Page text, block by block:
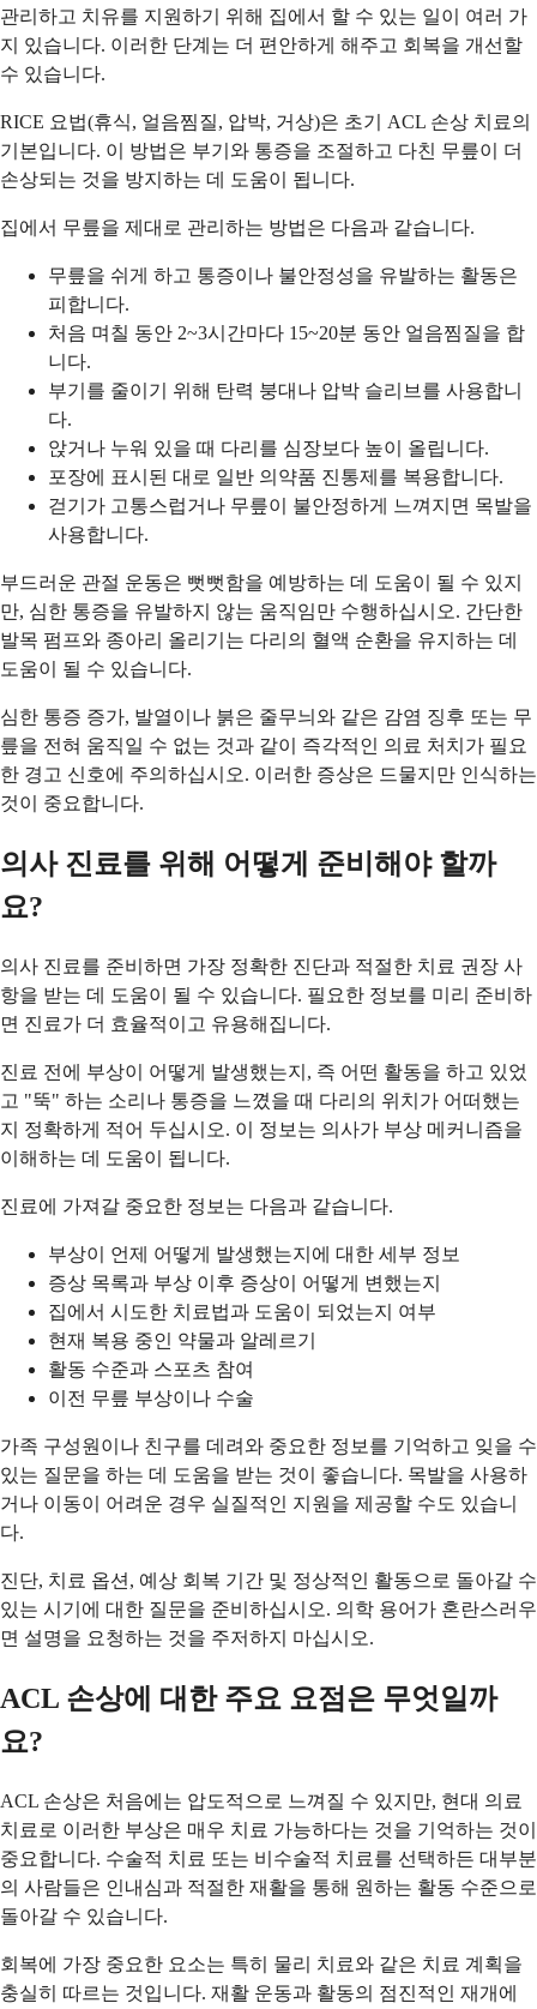
관리하고 치유를 지원하기 위해 집에서 할 수 있는 일이 여러 가
지 있습니다. 이러한 단계는 더 편안하게 해주고 회복을 개선할
수 있습니다.
RICE 요법(휴식, 얼음찜질, 압박, 거상)은 초기 ACL 손상 치료의
기본입니다. 이 방법은 부기와 통증을 조절하고 다친 무릎이 더
손상되는 것을 방지하는 데 도움이 됩니다.
집에서 무릎을 제대로 관리하는 방법은 다음과 같습니다.
무릎을 쉬게 하고 통증이나 불안정성을 유발하는 활동은
피합니다.
처음 며칠 동안 2~3시간마다 15~20분 동안 얼음찜질을 합
니다.
부기를 줄이기 위해 탄력 붕대나 압박 슬리브를 사용합니
다.
앉거나 누워 있을 때 다리를 심장보다 높이 올립니다.
포장에 표시된 대로 일반 의약품 진통제를 복용합니다.
걷기가 고통스럽거나 무릎이 불안정하게 느껴지면 목발을
사용합니다.
부드러운 관절 운동은 뻣뻣함을 예방하는 데 도움이 될 수 있지
만, 심한 통증을 유발하지 않는 움직임만 수행하십시오. 간단한
발목 펌프와 종아리 올리기는 다리의 혈액 순환을 유지하는 데
도움이 될 수 있습니다.
심한 통증 증가, 발열이나 붉은 줄무늬와 같은 감염 징후 또는 무
릎을 전혀 움직일 수 없는 것과 같이 즉각적인 의료 처치가 필요
한 경고 신호에 주의하십시오. 이러한 증상은 드물지만 인식하는
것이 중요합니다.
의사 진료를 위해 어떻게 준비해야 할까
요?
의사 진료를 준비하면 가장 정확한 진단과 적절한 치료 권장 사
항을 받는 데 도움이 될 수 있습니다. 필요한 정보를 미리 준비하
면 진료가 더 효율적이고 유용해집니다.
진료 전에 부상이 어떻게 발생했는지, 즉 어떤 활동을 하고 있었
고 "뚝" 하는 소리나 통증을 느꼈을 때 다리의 위치가 어떠했는
지 정확하게 적어 두십시오. 이 정보는 의사가 부상 메커니즘을
이해하는 데 도움이 됩니다.
진료에 가져갈 중요한 정보는 다음과 같습니다.
부상이 언제 어떻게 발생했는지에 대한 세부 정보
증상 목록과 부상 이후 증상이 어떻게 변했는지
집에서 시도한 치료법과 도움이 되었는지 여부
현재 복용 중인 약물과 알레르기
활동 수준과 스포츠 참여
이전 무릎 부상이나 수술
가족 구성원이나 친구를 데려와 중요한 정보를 기억하고 잊을 수
있는 질문을 하는 데 도움을 받는 것이 좋습니다. 목발을 사용하
거나 이동이 어려운 경우 실질적인 지원을 제공할 수도 있습니
다.
진단, 치료 옵션, 예상 회복 기간 및 정상적인 활동으로 돌아갈 수
있는 시기에 대한 질문을 준비하십시오. 의학 용어가 혼란스러우
면 설명을 요청하는 것을 주저하지 마십시오.
ACL 손상에 대한 주요 요점은 무엇일까
요?
ACL 손상은 처음에는 압도적으로 느껴질 수 있지만, 현대 의료
치료로 이러한 부상은 매우 치료 가능하다는 것을 기억하는 것이
중요합니다. 수술적 치료 또는 비수술적 치료를 선택하든 대부분
의 사람들은 인내심과 적절한 재활을 통해 원하는 활동 수준으로
돌아갈 수 있습니다.
회복에 가장 중요한 요소는 특히 물리 치료와 같은 치료 계획을
충실히 따르는 것입니다. 재활 운동과 활동의 점진적인 재개에